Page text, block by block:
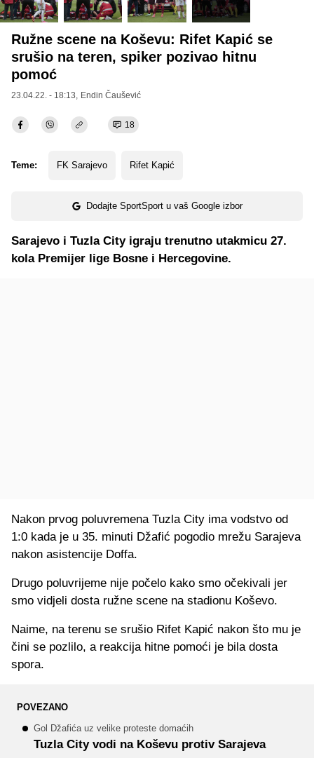
Ružne scene na Koševu: Rifet Kapić se
srušio na teren, spiker pozivao hitnu
pomoć
23.04.22. - 18:13, Endin Čaušević
18
Teme: FK Sarajevo Rifet Kapić
Dodajte SportSport u vaš Google izbor
Sarajevo i Tuzla City igraju trenutno utakmicu 27.
kola Premijer lige Bosne i Hercegovine.
Nakon prvog poluvremena Tuzla City ima vodstvo od
1:0 kada je u 35. minuti Džafić pogodio mrežu Sarajeva
nakon asistencije Doffa.
Drugo poluvrijeme nije počelo kako smo očekivali jer
smo vidjeli dosta ružne scene na stadionu Koševo.
Naime, na terenu se srušio Rifet Kapić nakon što mu je
čini se pozlilo, a reakcija hitne pomoći je bila dosta
spora.
POVEZANO
Gol Džafića uz velike proteste domaćih
Tuzla City vodi na Koševu protiv Sarajeva